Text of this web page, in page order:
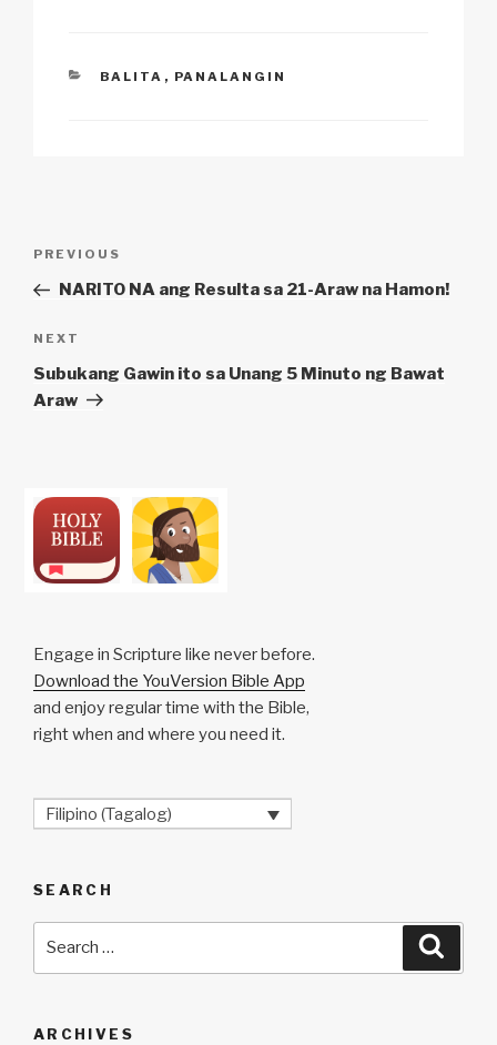
CATEGORIES
BALITA , PANALANGIN
Previous
Post
PREVIOUS
NARITO NA ang Resulta sa 21-Araw na Hamon!
Next
Post
NEXT
Subukang Gawin ito sa Unang 5 Minuto ng Bawat
Araw
Engage in Scripture like never before.
Download the YouVersion Bible App
and enjoy regular time with the Bible,
right when and where you need it.
Filipino (Tagalog)
SEARCH
ARCHIVES